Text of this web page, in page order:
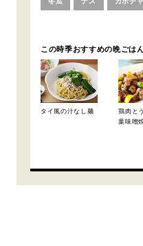
この時季おすすめの晩ごは
タイ風の汁なし麺
鶏肉と
葉味噌